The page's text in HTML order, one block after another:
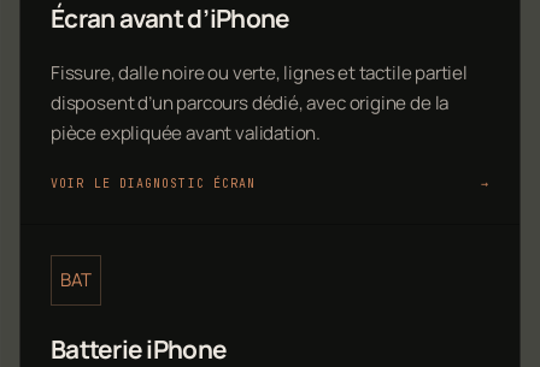
Écran avant d’iPhone
Fissure, dalle noire ou verte, lignes et tactile partiel
disposent d’un parcours dédié, avec origine de la
pièce expliquée avant validation.
VOIR LE DIAGNOSTIC ÉCRAN →
BAT
Batterie iPhone